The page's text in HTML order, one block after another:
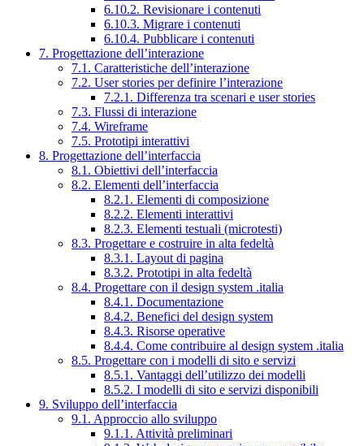
6.10.2. Revisionare i contenuti
6.10.3. Migrare i contenuti
6.10.4. Pubblicare i contenuti
7. Progettazione dell’interazione
7.1. Caratteristiche dell’interazione
7.2. User stories per definire l’interazione
7.2.1. Differenza tra scenari e user stories
7.3. Flussi di interazione
7.4. Wireframe
7.5. Prototipi interattivi
8. Progettazione dell’interfaccia
8.1. Obiettivi dell’interfaccia
8.2. Elementi dell’interfaccia
8.2.1. Elementi di composizione
8.2.2. Elementi interattivi
8.2.3. Elementi testuali (microtesti)
8.3. Progettare e costruire in alta fedeltà
8.3.1. Layout di pagina
8.3.2. Prototipi in alta fedeltà
8.4. Progettare con il design system .italia
8.4.1. Documentazione
8.4.2. Benefici del design system
8.4.3. Risorse operative
8.4.4. Come contribuire al design system .italia
8.5. Progettare con i modelli di sito e servizi
8.5.1. Vantaggi dell’utilizzo dei modelli
8.5.2. I modelli di sito e servizi disponibili
9. Sviluppo dell’interfaccia
9.1. Approccio allo sviluppo
9.1.1. Attività preliminari